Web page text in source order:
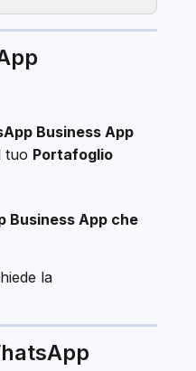
Business App
tuo Portafoglio
Business App che
la